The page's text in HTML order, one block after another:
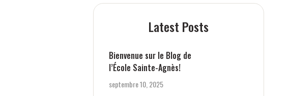
Latest Posts
Bienvenue sur le Blog de
l’École Sainte-Agnès!
septembre 10, 2025